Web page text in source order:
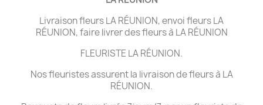
Livraison fleurs LA RÉUNION, envoi fleurs LA
RÉUNION, faire livrer des fleurs à LA RÉUNION
FLEURISTE LA RÉUNION.
Nos fleuristes assurent la livraison de fleurs à LA
RÉUNION.